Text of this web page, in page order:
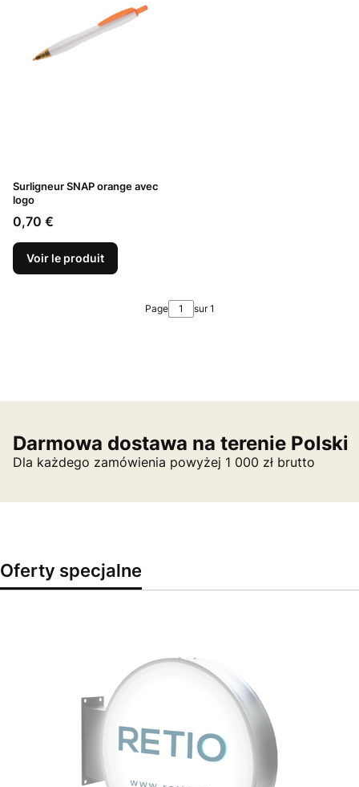
Surligneur SNAP orange avec
logo
Prix
0,70 €
Voir le produit
Page sur 1
Darmowa dostawa na terenie Polski
Dla każdego zamówienia powyżej 1 000 zł brutto
Oferty specjalne